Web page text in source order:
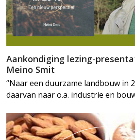
Aankondiging lezing-
Meino Smit
“Naar een duurzame landbouw in
daarvan naar o.a. industrie en